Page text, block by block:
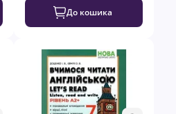
До кошика